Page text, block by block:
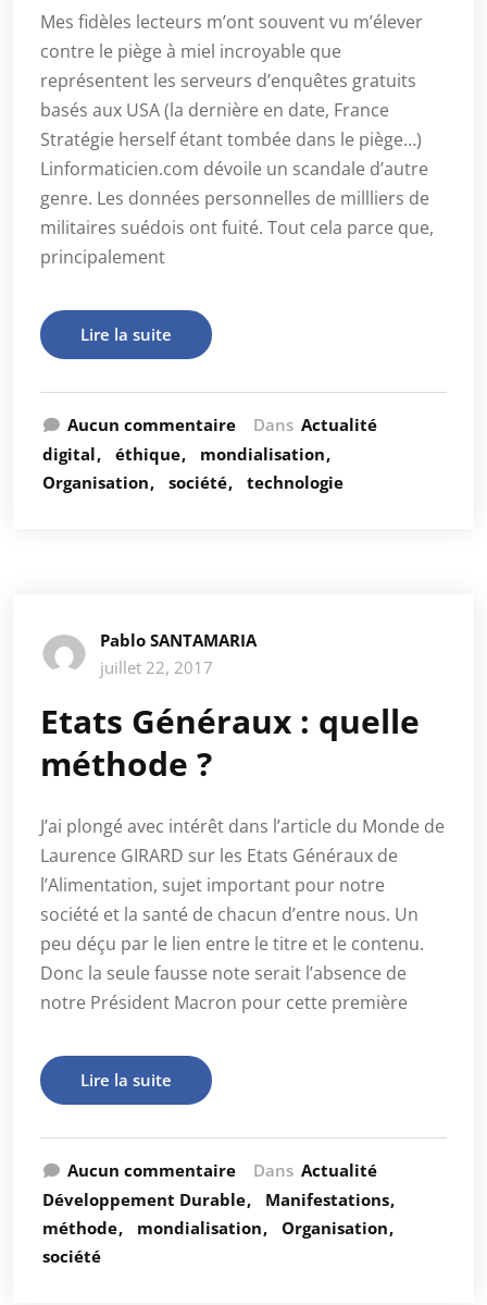
Mes fidèles lecteurs m’ont souvent vu m’élever
contre le piège à miel incroyable que
représentent les serveurs d’enquêtes gratuits
basés aux USA (la dernière en date, France
Stratégie herself étant tombée dans le piège…)
Linformaticien.com dévoile un scandale d’autre
genre. Les données personnelles de millliers de
militaires suédois ont fuité. Tout cela parce que,
principalement
Lire la suite
Aucun commentaire Dans Actualité
digital
éthique
mondialisation
Organisation
société technologie
Pablo SANTAMARIA
juillet 22, 2017
Etats Généraux : quelle
méthode ?
J’ai plongé avec intérêt dans l’article du Monde de
Laurence GIRARD sur les Etats Généraux de
l’Alimentation, sujet important pour notre
société et la santé de chacun d’entre nous. Un
peu déçu par le lien entre le titre et le contenu.
Donc la seule fausse note serait l’absence de
notre Président Macron pour cette première
Lire la suite
Aucun commentaire Dans Actualité
Développement Durable
Manifestations
méthode
mondialisation
Organisation
société